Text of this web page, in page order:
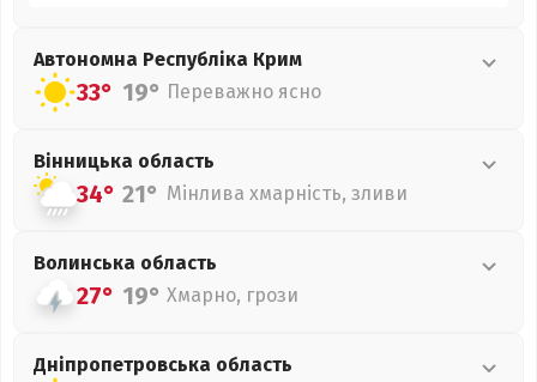
Автономна Республіка Крим
33° 19° Переважно ясно
Вінницька область
34° 21° Мінлива хмарність, зливи
Волинська область
27° 19° Хмарно, грози
Дніпропетровська область